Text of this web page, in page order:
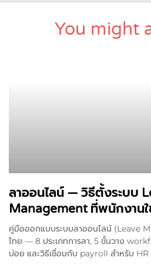
You might
ลาออนไลน์ — วิธีตั้งระบบ
Management ที่พนักงาน
คู่มือออกแบบระบบลาออนไลน์ (Leave
ไทย — 8 ประเภทการลา, 5 ขั้นวาง
บ่อย และวิธีเชื่อมกับ payroll สำหรับ HR